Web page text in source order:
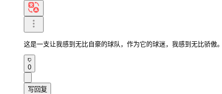
这是一支让我感到无比自豪的球队，作为它的球迷，我感到无比骄傲
0
写回复